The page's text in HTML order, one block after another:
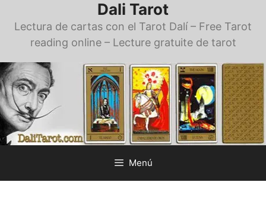
Dali Tarot
Lectura de cartas con el Tarot Dalí – Free Tarot
reading online – Lecture gratuite de tarot
Menú